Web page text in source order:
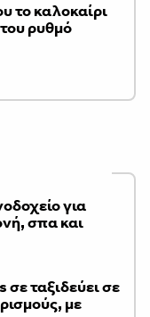
το καλοκαίρι
ρυθμό
για
σπα και
ταξιδεύει σε
με